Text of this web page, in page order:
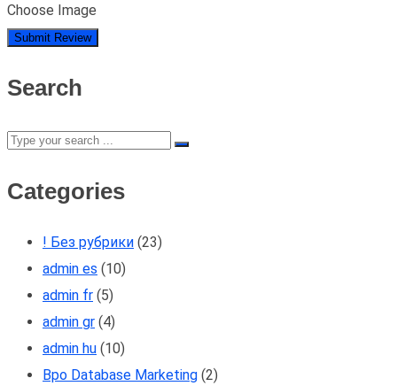
Choose Image
Search
Categories
! Без рубрики (23)
admin es (10)
admin fr (5)
admin gr (4)
admin hu (10)
Bpo Database Marketing (2)